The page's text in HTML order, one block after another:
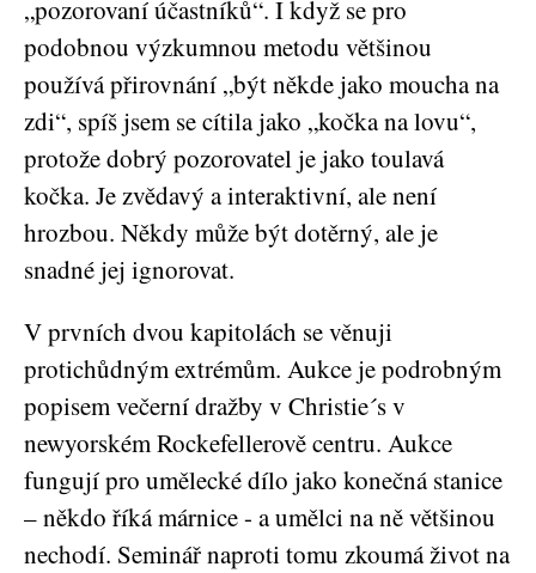
„pozorovaní účastníků“. I když se pro
podobnou výzkumnou metodu většinou
používá přirovnání „být někde jako moucha na
zdi“, spíš jsem se cítila jako „kočka na lovu“,
protože dobrý pozorovatel je jako toulavá
kočka. Je zvědavý a interaktivní, ale není
hrozbou. Někdy může být dotěrný, ale je
snadné jej ignorovat.
V prvních dvou kapitolách se věnuji
protichůdným extrémům. Aukce je podrobným
popisem večerní dražby v Christie´s v
newyorském Rockefellerově centru. Aukce
fungují pro umělecké dílo jako konečná stanice
– někdo říká márnice - a umělci na ně většinou
nechodí. Seminář naproti tomu zkoumá život na